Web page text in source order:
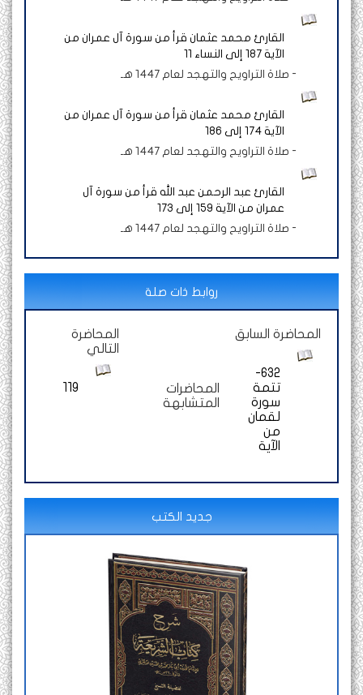
القارئ محمد عثمان قرأ من سورة آل عمران من
الآية 187 إلى النساء 11
- صلاة التراويح والتهجد لعام 1447 هـ
القارئ محمد عثمان قرأ من سورة آل عمران من
الآية 174 إلى 186
- صلاة التراويح والتهجد لعام 1447 هـ
القارئ عبد الرحمن عبد الله قرأ من سورة آل
عمران من الآية 159 إلى 173
- صلاة التراويح والتهجد لعام 1447 هـ
روابط ذات صلة
المحاضرة السابق
632-
تتمة
سورة
لقمان
من
الآية
المحاضرات
المتشابهة
المحاضرة
التالي
119
جديد الكتب